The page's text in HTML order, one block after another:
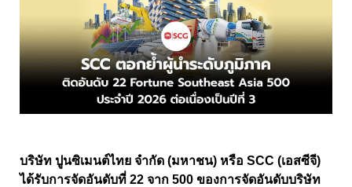
บริษัท ปูนซิเมนต์ไทย จำกัด (มหาชน) หรือ SCC (เอสซีจี)
ได้รับการจัดอันดับที่ 22 จาก 500 ของการจัดอันดับบริษัท